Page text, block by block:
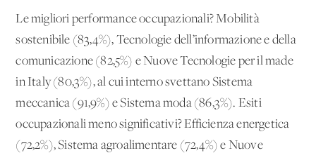
Le migliori performance occupazionali? Mobilità
sostenibile (83,4%), Tecnologie dell’informazione e della
comunicazione (82,5%) e Nuove Tecnologie per il made
in Italy (80,3%), al cui interno svettano Sistema
meccanica (91,9%) e Sistema moda (86,3%). Esiti
occupazionali meno significativi? Efficienza energetica
(72,2%), Sistema agroalimentare (72,4%) e Nuove